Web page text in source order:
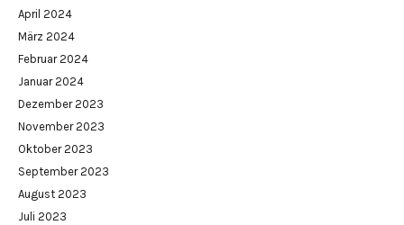
April 2024
März 2024
Februar 2024
Januar 2024
Dezember 2023
November 2023
Oktober 2023
September 2023
August 2023
Juli 2023